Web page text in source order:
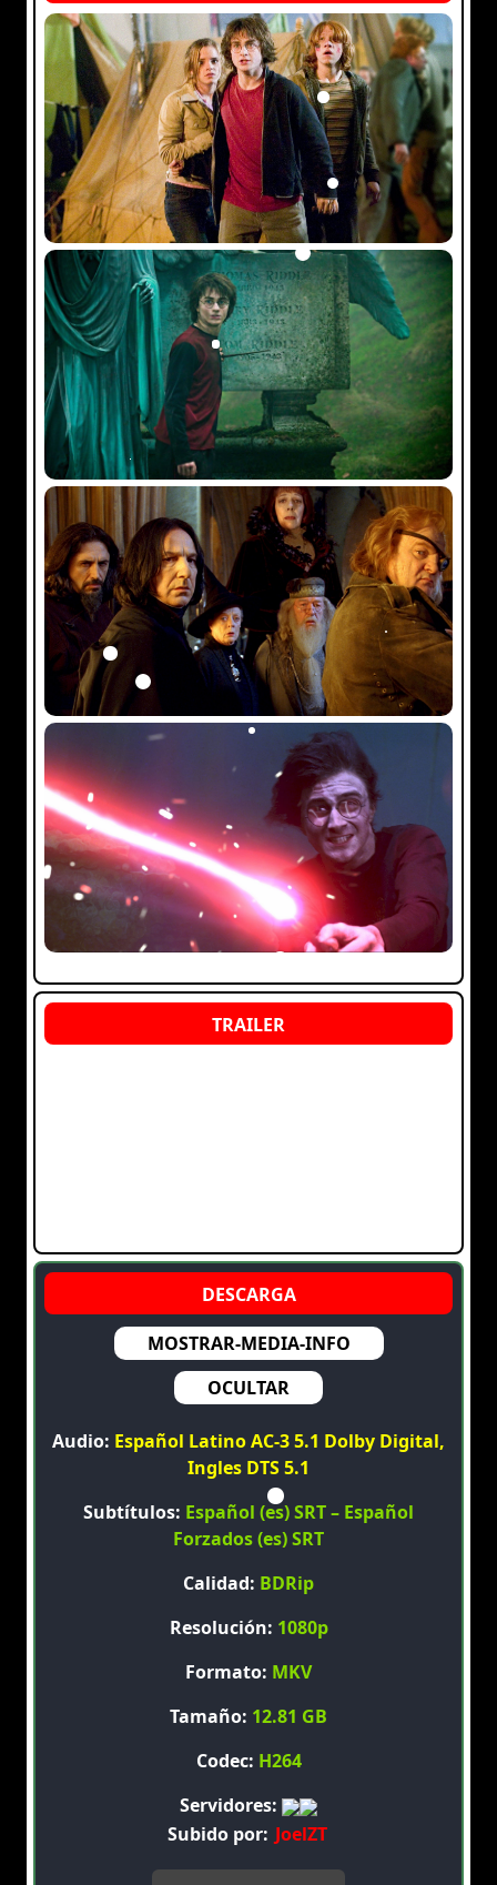
MOSTRAR-MEDIA-INFO
OCULTAR
Audio: Español Latino AC-3 5.1 Dolby Digital,
Ingles DTS 5.1
Subtítulos: Español (es) SRT – Español
Forzados (es) SRT
Calidad: BDRip
Resolución: 1080p
Formato: MKV
Tamaño: 12.81 GB
Codec: H264
Servidores:
Subido por: JoelZT